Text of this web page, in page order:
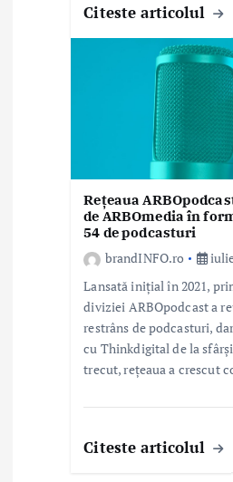
Citeste articolul
Rețeaua
de ARBOmedia în
54 de podcasturi
brandINFO.ro
Lansată inițial în 2021,
diviziei ARBOpodcast a
restrâns de podcasturi,
cu Thinkdigital de la
trecut, rețeaua a crescut
Citeste articolul